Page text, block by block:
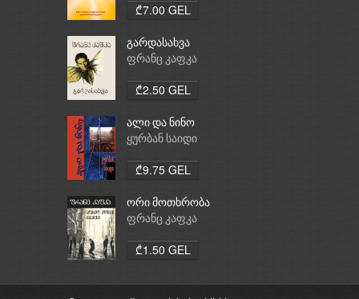
₾7.00 GEL
გარდასახვა
ფრანც კაფკა
₾2.50 GEL
ალი და ნინო
ყურბან საიდი
₾9.75 GEL
ორი მოთხრობა
ფრანც კაფკა
₾1.50 GEL